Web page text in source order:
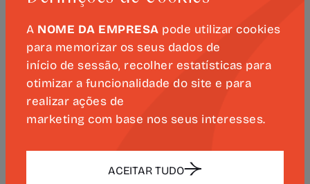
Helena Miranda
Patrícia Geraldes
COMISSARIADO
Isabel Almeida
A NOME DA EMPRESA pode utilizar cookies
para memorizar os seus dados de
início de sessão, recolher estatísticas para
otimizar a funcionalidade do site e para
realizar ações de
marketing com base nos seus interesses.
ACEITAR TUDO